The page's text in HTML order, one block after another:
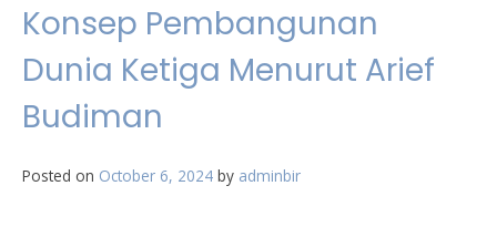
Konsep Pembangunan
Dunia Ketiga Menurut Arief
Budiman
Posted on October 6, 2024 by adminbir